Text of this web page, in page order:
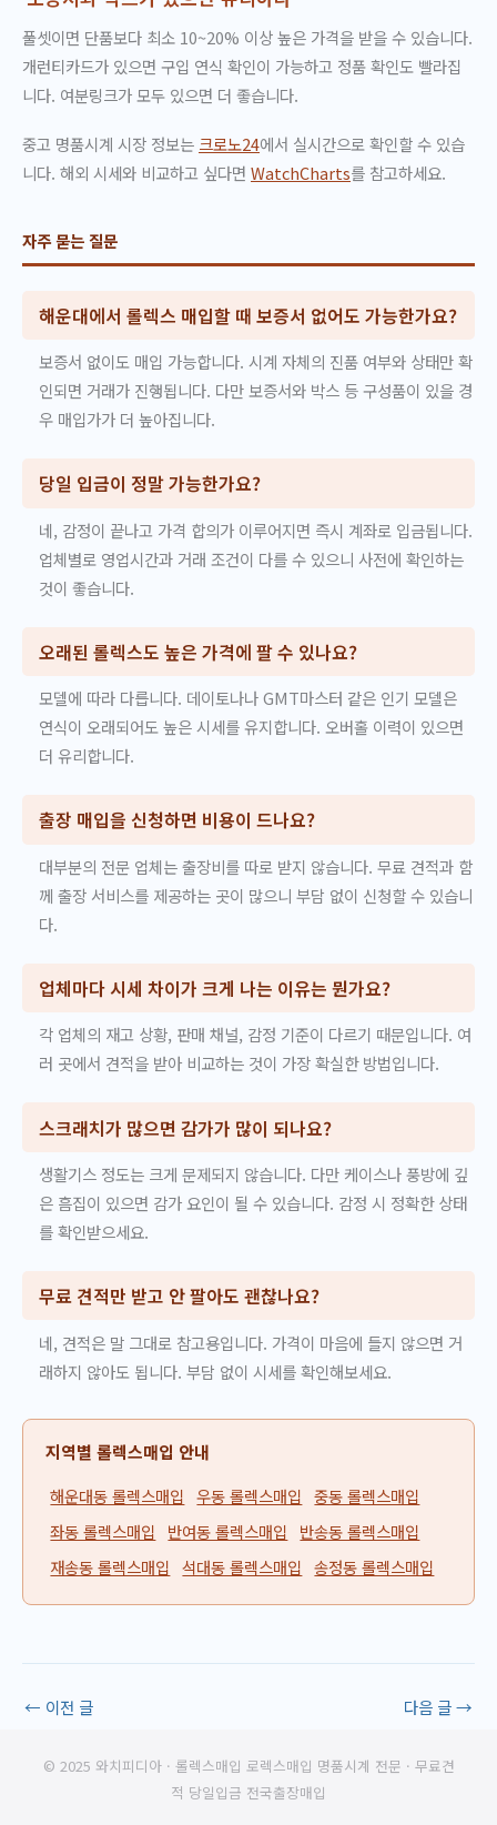
풀셋이면 단품보다 최소 10~20% 이상 높은 가격을 받을 수 있습니다.
개런티카드가 있으면 구입 연식 확인이 가능하고 정품 확인도 빨라집
니다. 여분링크가 모두 있으면 더 좋습니다.
중고 명품시계 시장 정보는 크로노24에서 실시간으로 확인할 수 있습
니다. 해외 시세와 비교하고 싶다면 WatchCharts를 참고하세요.
자주 묻는 질문
해운대에서 롤렉스 매입할 때 보증서 없어도 가능한가요?
보증서 없이도 매입 가능합니다. 시계 자체의 진품 여부와 상태만 확
인되면 거래가 진행됩니다. 다만 보증서와 박스 등 구성품이 있을 경
우 매입가가 더 높아집니다.
당일 입금이 정말 가능한가요?
네, 감정이 끝나고 가격 합의가 이루어지면 즉시 계좌로 입금됩니다.
업체별로 영업시간과 거래 조건이 다를 수 있으니 사전에 확인하는
것이 좋습니다.
오래된 롤렉스도 높은 가격에 팔 수 있나요?
모델에 따라 다릅니다. 데이토나나 GMT마스터 같은 인기 모델은
연식이 오래되어도 높은 시세를 유지합니다. 오버홀 이력이 있으면
더 유리합니다.
출장 매입을 신청하면 비용이 드나요?
대부분의 전문 업체는 출장비를 따로 받지 않습니다. 무료 견적과 함
께 출장 서비스를 제공하는 곳이 많으니 부담 없이 신청할 수 있습니
다.
업체마다 시세 차이가 크게 나는 이유는 뭔가요?
각 업체의 재고 상황, 판매 채널, 감정 기준이 다르기 때문입니다. 여
러 곳에서 견적을 받아 비교하는 것이 가장 확실한 방법입니다.
스크래치가 많으면 감가가 많이 되나요?
생활기스 정도는 크게 문제되지 않습니다. 다만 케이스나 풍방에 깊
은 흠집이 있으면 감가 요인이 될 수 있습니다. 감정 시 정확한 상태
를 확인받으세요.
무료 견적만 받고 안 팔아도 괜찮나요?
네, 견적은 말 그대로 참고용입니다. 가격이 마음에 들지 않으면 거
래하지 않아도 됩니다. 부담 없이 시세를 확인해보세요.
지역별 롤렉스매입 안내
해운대동 롤렉스매입 우동 롤렉스매입 중동 롤렉스매입
좌동 롤렉스매입
반여동 롤렉스매입
반송동 롤렉스매입
재송동 롤렉스매입 석대동 롤렉스매입 송정동 롤렉스매입
← 이전 글 다음 글→
© 2025 와치피디아 · 롤렉스매입 로렉스매입 명품시계 전문 · 무료견
적 당일입금 전국출장매입